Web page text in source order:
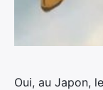
Oui, au Japon,